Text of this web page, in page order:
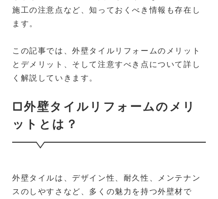
施工の注意点など、知っておくべき情報も存在し
ます。
この記事では、外壁タイルリフォームのメリット
とデメリット、そして注意すべき点について詳し
く解説していきます。
□外壁タイルリフォームのメリ
ットとは？
外壁タイルは、デザイン性、耐久性、メンテナン
スのしやすさなど、多くの魅力を持つ外壁材で